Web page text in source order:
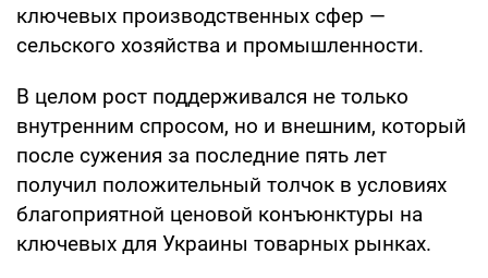
ключевых производственных сфер —
сельского хозяйства и промышленности.
В целом рост поддерживался не только
внутренним спросом, но и внешним, который
после сужения за последние пять лет
получил положительный толчок в условиях
благоприятной ценовой конъюнктуры на
ключевых для Украины товарных рынках.